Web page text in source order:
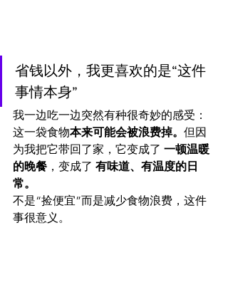
省钱以外，我更喜欢的是“这件
事情本身”
我一边吃一边突然有种很奇妙的感受：
这一袋食物本来可能会被浪费掉。 但因
为我把它带回了家，它变成了 一顿温暖
的晚餐 ，变成了 有味道、有温度的日
常。
不是“捡便宜”而是减少食物浪费，这件
事很意义。